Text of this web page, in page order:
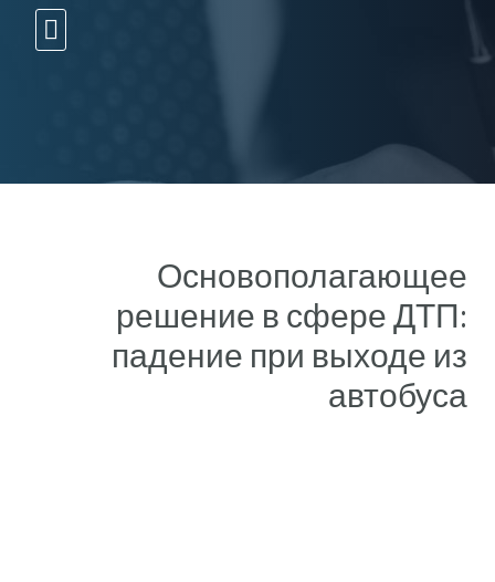
Основополагающее
решение в сфере ДТП:
падение при выходе из
автобуса